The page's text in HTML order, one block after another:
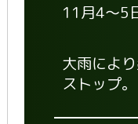
11月4～5
大雨によ
ストップ。